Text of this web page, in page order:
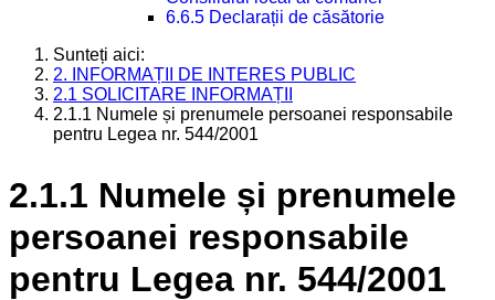
6.6.5 Declarații de căsătorie
Sunteți aici:
2. INFORMAȚII DE INTERES PUBLIC
2.1 SOLICITARE INFORMAȚII
2.1.1 Numele și prenumele persoanei responsabile
pentru Legea nr. 544/2001
2.1.1 Numele și prenumele
persoanei responsabile
pentru Legea nr. 544/2001